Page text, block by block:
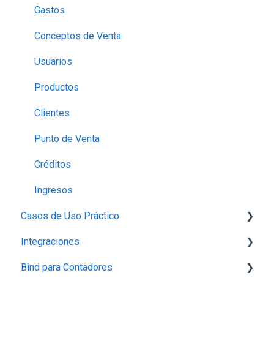
Gastos
Conceptos de Venta
Usuarios
Productos
Clientes
Punto de Venta
Créditos
Ingresos
Casos de Uso Práctico
Inventario
Productos
Integraciones
Integración con Mercado Libre
Bind para Contadores